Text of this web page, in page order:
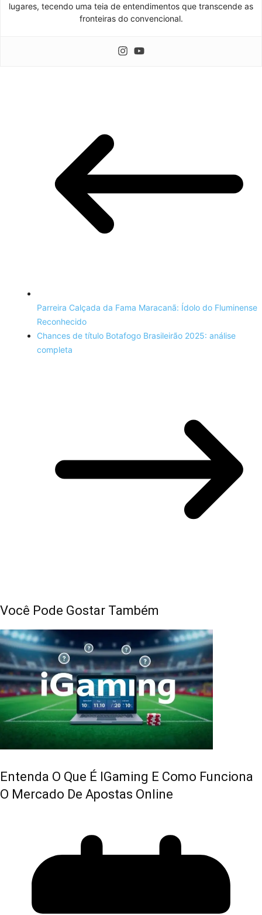
lugares, tecendo uma teia de entendimentos que transcende as
fronteiras do convencional.
Parreira Calçada da Fama Maracanã: Ídolo do Fluminense
Reconhecido
Chances de título Botafogo Brasileirão 2025: análise
completa
Você Pode Gostar Também
Entenda O Que É IGaming E Como Funciona
O Mercado De Apostas Online